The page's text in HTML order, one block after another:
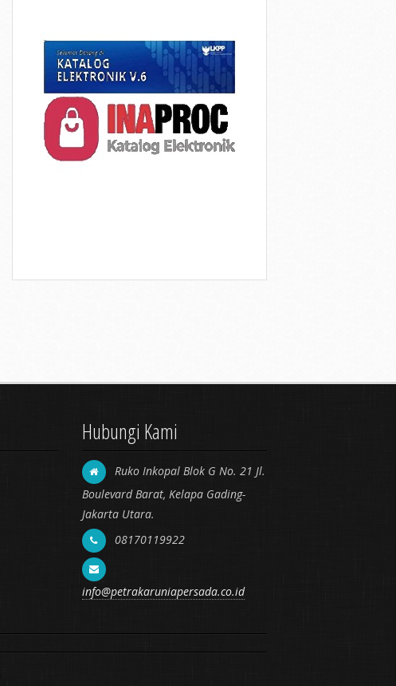
Hubungi Kami
Ruko Inkopal Blok G No. 21 Jl.
Boulevard Barat, Kelapa Gading-
Jakarta Utara.
08170119922
info@petrakaruniapersada.co.id